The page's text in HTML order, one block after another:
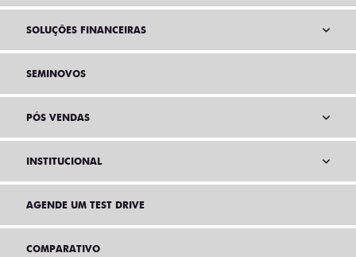
SOLUÇÕES FINANCEIRAS
SEMINOVOS
PÓS VENDAS
INSTITUCIONAL
AGENDE UM TEST DRIVE
COMPARATIVO